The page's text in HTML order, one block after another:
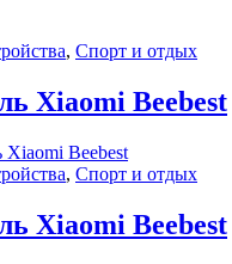
, Спорт и отдых
Xiaomi Beebest
, Спорт и отдых
Xiaomi Beebest